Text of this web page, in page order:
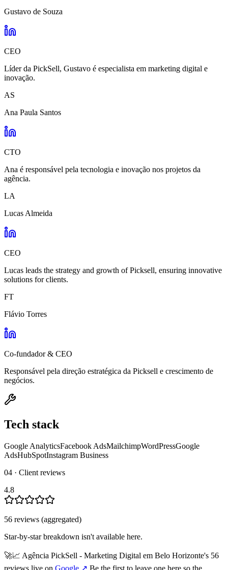
Gustavo de Souza
CEO
Líder da PickSell, Gustavo é especialista em marketing digital e
inovação.
AS
Ana Paula Santos
CTO
Ana é responsável pela tecnologia e inovação nos projetos da
agência.
LA
Lucas Almeida
CEO
Lucas leads the strategy and growth of Picksell, ensuring innovative
solutions for clients.
FT
Flávio Torres
Co-fundador & CEO
Responsável pela direção estratégica da Picksell e crescimento de
negócios.
Tech stack
Google AnalyticsFacebook AdsMailchimpWordPressGoogle
AdsHubSpotInstagram Business
04 · Client reviews
4.8
56 reviews (aggregated)
Star-by-star breakdown isn't available here.
🚀📈 Agência PickSell - Marketing Digital em Belo Horizonte's 56
reviews live on Google ↗ Be the first to leave one here so the